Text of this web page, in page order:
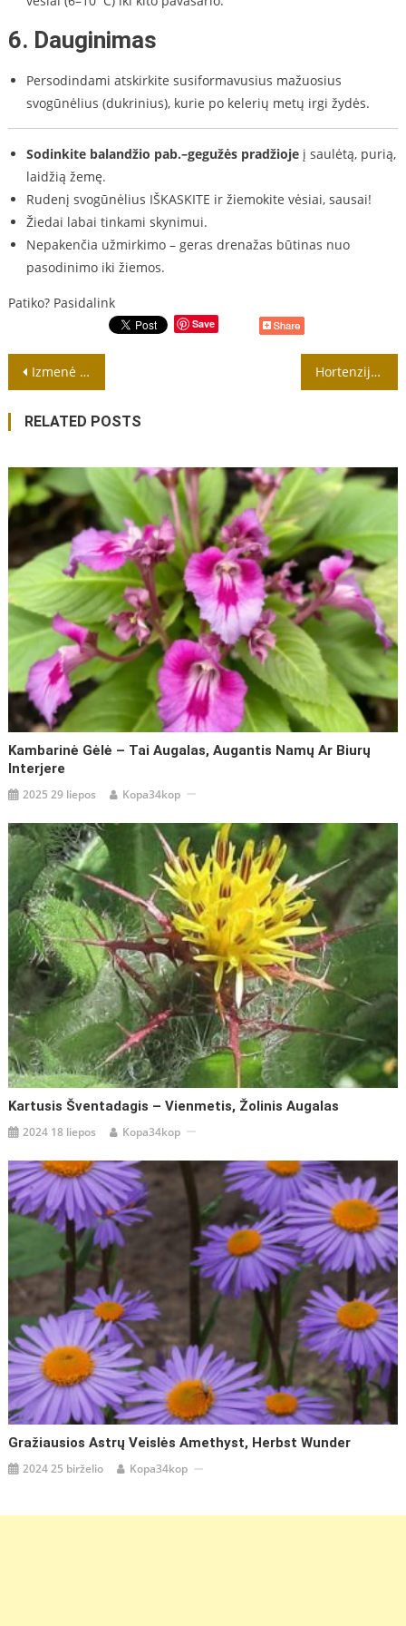
6. Dauginimas
Persodindami atskirkite susiformavusius mažuosius
svogūnėlius (dukrinius), kurie po kelerių metų irgi žydės.
Sodinkite balandžio pab.–gegužės pradžiojeį saulėtą, purią,
laidžią žemę.
Rudenį svogūnėlius IŠKASKITE ir žiemokite vėsiai, sausai!
Žiedai labai tinkami skynimui.
Nepakenčia užmirkimo – geras drenažas būtinas nuo
pasodinimo iki žiemos.
Patiko? Pasidalink
Save
Navigacija
tarp
įrašų
Izmenė (Hymenocallis) – tai nuostabiai išraiškinga, kvapni, svogūninė gėlė Hortenzijų dauginimas
RELATED POSTS
Kambarinė Gėlė – Tai Augalas, Augantis Namų Ar Biurų
Interjere
2025 29 liepos Kopa34kop
Kartusis Šventadagis – Vienmetis, Žolinis Augalas
2024 18 liepos Kopa34kop
Gražiausios Astrų Veislės Amethyst, Herbst Wunder
2024 25 birželio Kopa34kop